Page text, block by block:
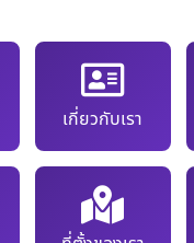
เกี่ยวกับเรา